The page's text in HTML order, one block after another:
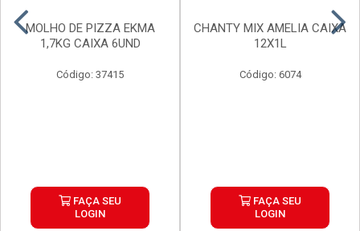
MOLHO DE PIZZA EKMA
1,7KG CAIXA 6UND
Código: 37415
FAÇA SEU
LOGIN
CHANTY MIX AMELIA CAIXA
12X1L
Código: 6074
FAÇA SEU
LOGIN